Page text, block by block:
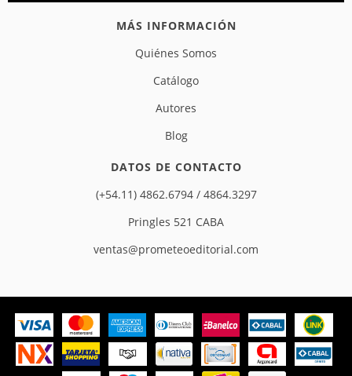
MÁS INFORMACIÓN
Quiénes Somos
Catálogo
Autores
Blog
DATOS DE CONTACTO
(+54.11) 4862.6794 / 4864.3297
Pringles 521 CABA
ventas@prometeoeditorial.com